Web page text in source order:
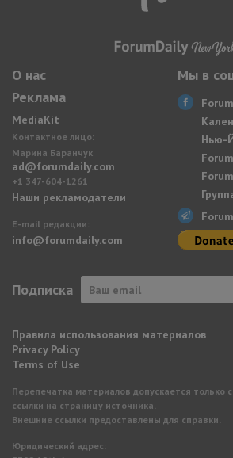
О нас
Реклама
MediaKit
Контактное лицо:
Марина Баранчук
ad@forumdaily.com
+1 347-604-1261
Наши рекламодатели
E-mail редакции:
info@forumdaily.com
Мы в
Нью-
Подписка
Правила использования материалов
Privacy Policy
Terms of Use
Перепечатка материалов допускается только
ссылки на страницу источника.
Внешние ссылки предоставлены для справки.
Юридический адрес: